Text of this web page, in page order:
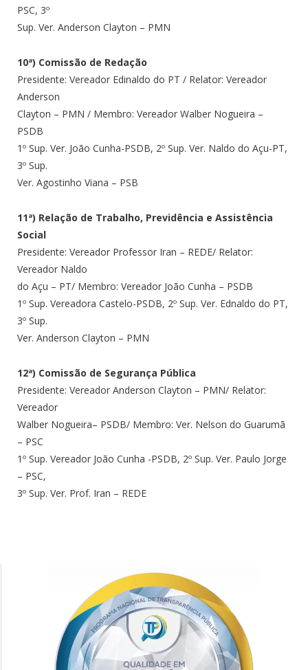
PSC, 3º
Sup. Ver. Anderson Clayton – PMN
10ª) Comissão de Redação
Presidente: Vereador Edinaldo do PT / Relator: Vereador
Anderson
Clayton – PMN / Membro: Vereador Walber Nogueira –
PSDB
1º Sup. Ver. João Cunha-PSDB, 2º Sup. Ver. Naldo do Açu-PT,
3º Sup.
Ver. Agostinho Viana – PSB
11ª) Relação de Trabalho, Previdência e Assistência
Social
Presidente: Vereador Professor Iran – REDE/ Relator:
Vereador Naldo
do Açu – PT/ Membro: Vereador João Cunha – PSDB
1º Sup. Vereadora Castelo-PSDB, 2º Sup. Ver. Ednaldo do PT,
3º Sup.
Ver. Anderson Clayton – PMN
12ª) Comissão de Segurança Pública
Presidente: Vereador Anderson Clayton – PMN/ Relator:
Vereador
Walber Nogueira– PSDB/ Membro: Ver. Nelson do Guarumã
– PSC
1º Sup. Vereador João Cunha -PSDB, 2º Sup. Ver. Paulo Jorge
– PSC,
3º Sup. Ver. Prof. Iran – REDE